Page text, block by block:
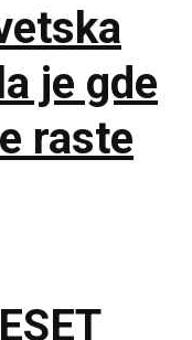
je gde
raste